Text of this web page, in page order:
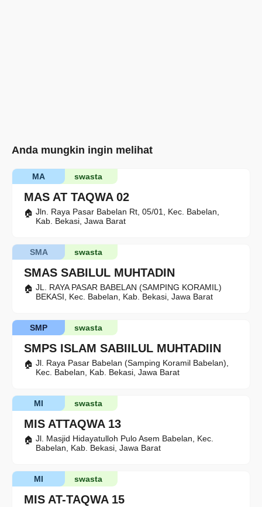
Anda mungkin ingin melihat
MAS AT TAQWA 02
swasta
MA
Jln. Raya Pasar Babelan Rt, 05/01, Kec. Babelan,
Kab. Bekasi, Jawa Barat
SMAS SABILUL MUHTADIN
swasta
SMA
JL. RAYA PASAR BABELAN (SAMPING KORAMIL)
BEKASI, Kec. Babelan, Kab. Bekasi, Jawa Barat
SMPS ISLAM SABIILUL MUHTADIIN
swasta
SMP
Jl. Raya Pasar Babelan (Samping Koramil Babelan),
Kec. Babelan, Kab. Bekasi, Jawa Barat
MIS ATTAQWA 13
swasta
MI
Jl. Masjid Hidayatulloh Pulo Asem Babelan, Kec.
Babelan, Kab. Bekasi, Jawa Barat
MIS AT-TAQWA 15
swasta
MI